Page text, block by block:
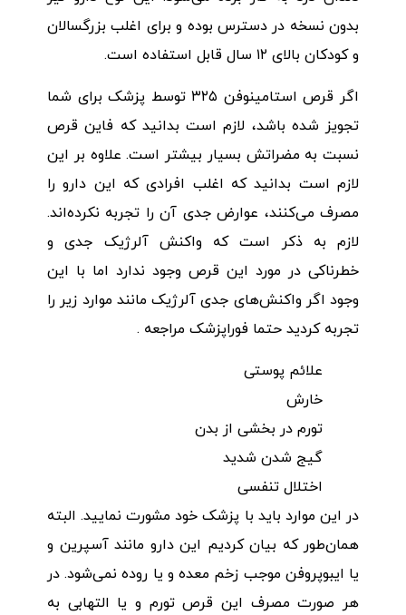
بدون نسخه در دسترس بوده و برای اغلب بزرگسالان
و کودکان بالای ۱۲ سال قابل استفاده است.
اگر قرص استامینوفن ۳۲۵ توسط پزشک برای شما
تجویز شده باشد، لازم است بدانید که فاین قرص
نسبت به مضراتش بسیار بیشتر است. علاوه بر این
لازم است بدانید که اغلب افرادی که این دارو را
مصرف می‌کنند، عوارض جدی آن را تجربه نکرده‌اند.
لازم به ذکر است که واکنش آلرژیک جدی و
خطرناکی در مورد این قرص وجود ندارد اما با این
وجود اگر واکنش‌های جدی آلرژیک مانند موارد زیر را
تجربه کردید حتما فوراپزشک مراجعه .
علائم پوستی
خارش
تورم در بخشی از بدن
گیج شدن شدید
اختلال تنفسی
در این موارد باید با پزشک خود مشورت نمایید. البته
همان‌طور که بیان کردیم این دارو مانند آسپرین و
یا ایبوپروفن موجب زخم معده و یا روده نمی‌شود. در
هر صورت مصرف این قرص تورم و یا التهابی به